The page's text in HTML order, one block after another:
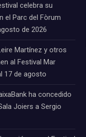
celebra su
el Parc del Fòrum
de 2026
Martínez y otros
al Festival Mar
17 de agosto
ha concedido
Joiers a Sergio